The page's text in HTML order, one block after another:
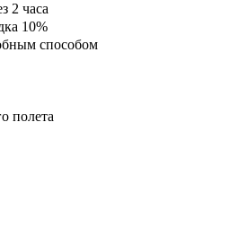
2 часа
10%
способом
полета